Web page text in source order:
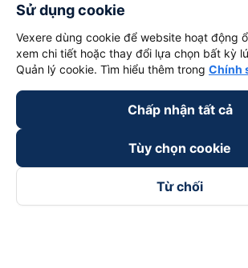
Sử dụng cookie
Vexere dùng cookie để website hoạt động
xem chi tiết hoặc thay đổi lựa chọn bất kỳ
Quản lý cookie. Tìm hiểu thêm trong Chính
Chấp nhận tất cả
Tùy chọn cookie
Từ chối